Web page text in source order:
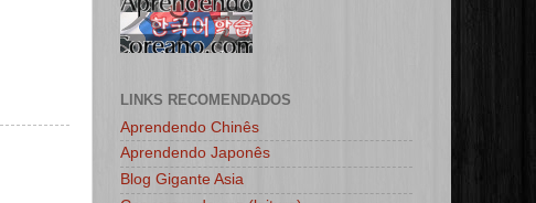
LINKS RECOMENDADOS
Aprendendo Chinês
Aprendendo Japonês
Blog Gigante Asia